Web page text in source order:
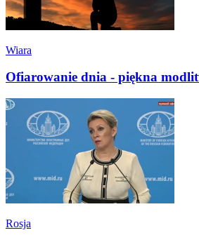
Wiara
Ofiarowanie dnia - piękna
Rosja